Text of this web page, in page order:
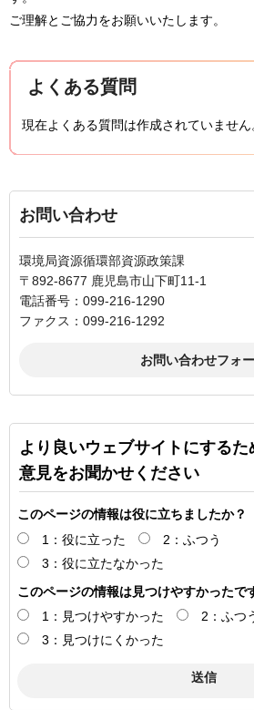
ご理解とご協力をお願いいたします。
よくある質問
現在よくある質問は作成されていません
お問い合わせ
環境局資源循環部資源政策課
〒892-8677 鹿児島市山下町11-1
電話番号：099-216-1290
ファクス：099-216-1292
より良いウェブサイトにする
意見をお聞かせください
このページの情報は役に立ちましたか？
1：役に立った
2：ふつう
3：役に立たなかった
このページの情報は見つけやすかったで
1：見つけやすかった
2：ふつ
3：見つけにくかった